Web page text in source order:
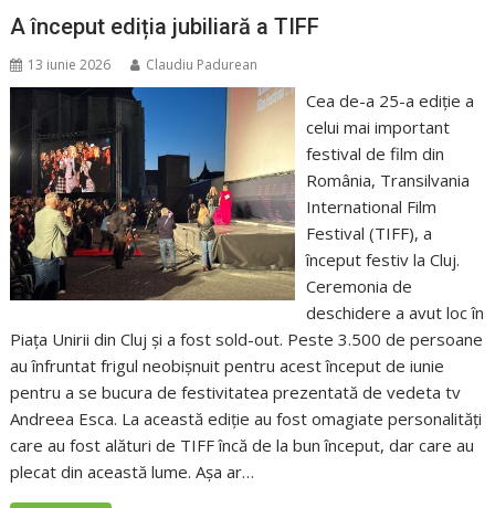
A început ediția jubiliară a TIFF
13 iunie 2026 Claudiu Padurean
Cea de-a 25-a ediție a
celui mai important
festival de film din
România, Transilvania
International Film
Festival (TIFF), a
început festiv la Cluj.
Ceremonia de
deschidere a avut loc în
Piața Unirii din Cluj și a fost sold-out. Peste 3.500 de persoane
au înfruntat frigul neobișnuit pentru acest început de iunie
pentru a se bucura de festivitatea prezentată de vedeta tv
Andreea Esca. La această ediție au fost omagiate personalități
care au fost alături de TIFF încă de la bun început, dar care au
plecat din această lume. Așa ar…